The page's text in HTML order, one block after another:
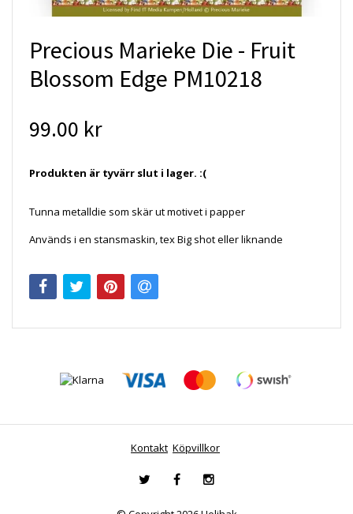
Precious Marieke Die - Fruit
Blossom Edge PM10218
99.00 kr
Produkten är tyvärr slut i lager. :(
Tunna metalldie som skär ut motivet i papper
Används i en stansmaskin, tex Big shot eller liknande
Kontakt Köpvillkor